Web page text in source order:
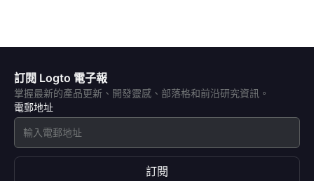
訂閱 Logto 電子報
掌握最新的產品更新、開發靈感、部落格和前沿研究資訊。
電郵地址
訂閱